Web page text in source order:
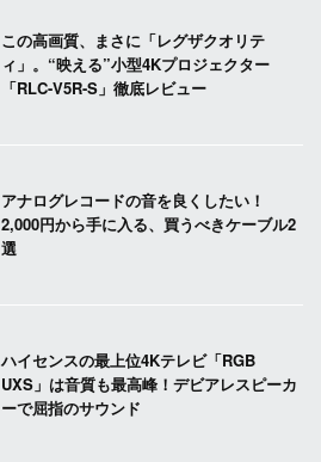
この高画質、まさに「レグザクオリテ
ィ」。“映える”小型4Kプロジェクター
「RLC-V5R-S」徹底レビュー
アナログレコードの音を良くしたい！
2,000円から手に入る、買うべきケーブル2
選
ハイセンスの最上位4Kテレビ「RGB
UXS」は音質も最高峰！デビアレスピーカ
ーで屈指のサウンド